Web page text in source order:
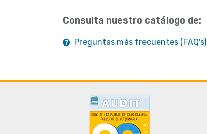
Consulta nuestro catálogo de:
Preguntas más frecuentes (FAQ's)